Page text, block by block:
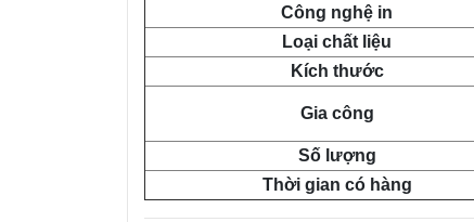
Công nghệ in
Loại chất liệu
Kích thước
Gia công
Số lượng
Thời gian có hàng